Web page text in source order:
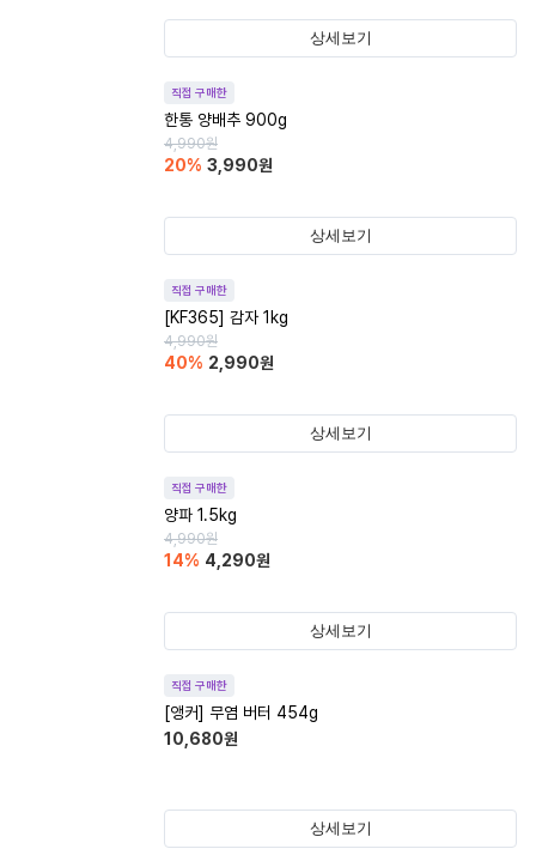
상세보기
직접 구매한
한통 양배추 900g
4,990원
20% 3,990원
상세보기
직접 구매한
[KF365] 감자 1kg
4,990원
40% 2,990원
상세보기
직접 구매한
양파 1.5kg
4,990원
14% 4,290원
상세보기
직접 구매한
[앵커] 무염 버터 454g
10,680원
상세보기